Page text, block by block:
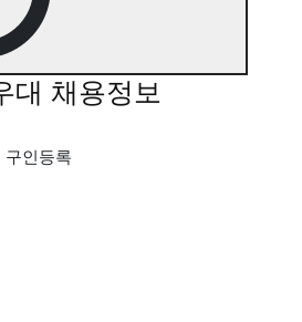
대 채용정보
구인등록